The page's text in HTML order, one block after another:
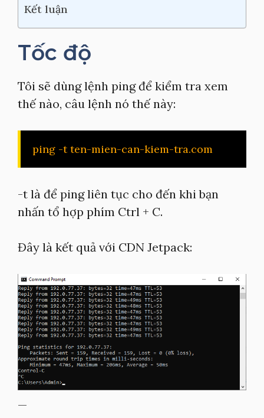
Kết luận
Tốc độ
Tôi sẽ dùng lệnh ping để kiểm tra xem
thế nào, câu lệnh nó thế này:
ping -t ten-mien-can-kiem-tra.com
-t là để ping liên tục cho đến khi bạn
nhấn tổ hợp phím Ctrl + C.
Đây là kết quả với CDN Jetpack:
—